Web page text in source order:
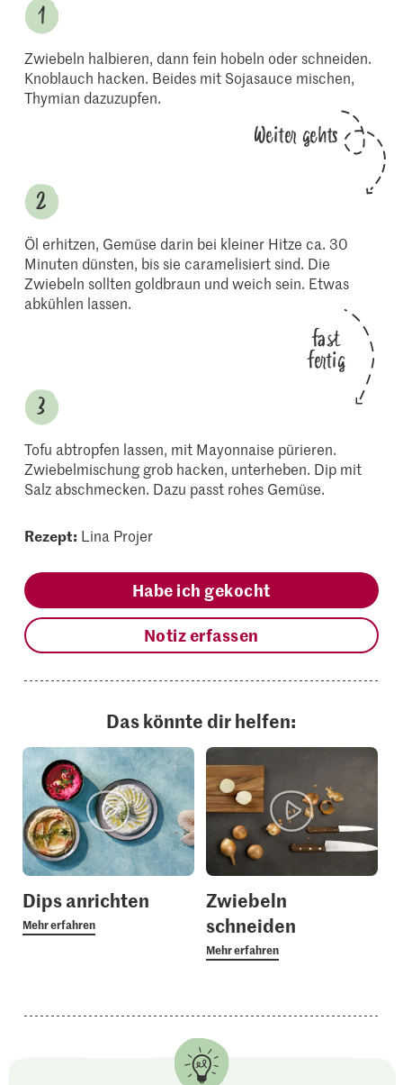
Zwiebeln halbieren, dann fein hobeln oder schneiden.
Knoblauch hacken. Beides mit Sojasauce mischen,
Thymian dazuzupfen.
Weiter gehts
Öl erhitzen, Gemüse darin bei kleiner Hitze ca. 30
Minuten dünsten, bis sie caramelisiert sind. Die
Zwiebeln sollten goldbraun und weich sein. Etwas
abkühlen lassen.
fast
fertig
Tofu abtropfen lassen, mit Mayonnaise pürieren.
Zwiebelmischung grob hacken, unterheben. Dip mit
Salz abschmecken. Dazu passt rohes Gemüse.
Rezept: Lina Projer
Habe ich gekocht
Notiz erfassen
Das könnte dir helfen:
Dips anrichten
Mehr erfahren
Zwiebeln
schneiden
Mehr erfahren